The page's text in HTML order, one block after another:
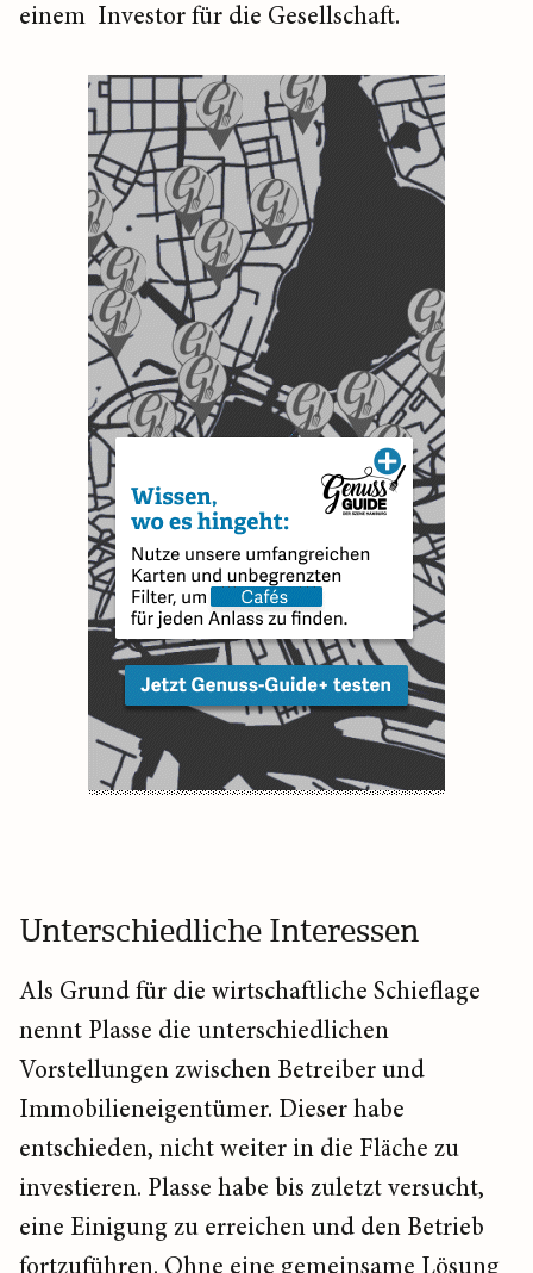
einem Investor für die Gesellschaft.
Unterschiedliche Interessen
Als Grund für die wirtschaftliche Schieflage
nennt Plasse die unterschiedlichen
Vorstellungen zwischen Betreiber und
Immobilieneigentümer. Dieser habe
entschieden, nicht weiter in die Fläche zu
investieren. Plasse habe bis zuletzt versucht,
eine Einigung zu erreichen und den Betrieb